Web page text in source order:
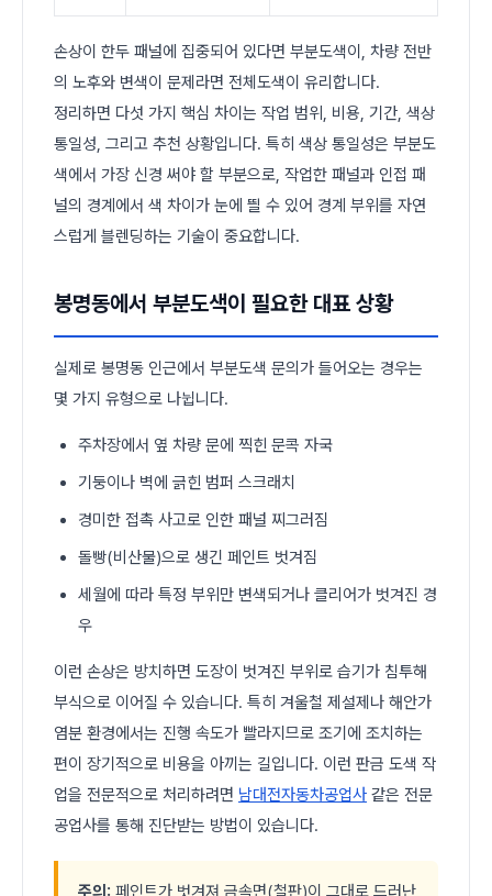
손상이 한두 패널에 집중되어 있다면 부분도색이, 차량 전반
의 노후와 변색이 문제라면 전체도색이 유리합니다.
정리하면 다섯 가지 핵심 차이는 작업 범위, 비용, 기간, 색상
통일성, 그리고 추천 상황입니다. 특히 색상 통일성은 부분도
색에서 가장 신경 써야 할 부분으로, 작업한 패널과 인접 패
널의 경계에서 색 차이가 눈에 띌 수 있어 경계 부위를 자연
스럽게 블렌딩하는 기술이 중요합니다.
봉명동에서 부분도색이 필요한 대표 상황
실제로 봉명동 인근에서 부분도색 문의가 들어오는 경우는
몇 가지 유형으로 나뉩니다.
주차장에서 옆 차량 문에 찍힌 문콕 자국
기둥이나 벽에 긁힌 범퍼 스크래치
경미한 접촉 사고로 인한 패널 찌그러짐
돌빵(비산물)으로 생긴 페인트 벗겨짐
세월에 따라 특정 부위만 변색되거나 클리어가 벗겨진 경
우
이런 손상은 방치하면 도장이 벗겨진 부위로 습기가 침투해
부식으로 이어질 수 있습니다. 특히 겨울철 제설제나 해안가
염분 환경에서는 진행 속도가 빨라지므로 조기에 조치하는
편이 장기적으로 비용을 아끼는 길입니다. 이런 판금 도색 작
업을 전문적으로 처리하려면 남대전자동차공업사 같은 전문
공업사를 통해 진단받는 방법이 있습니다.
주의: 페인트가 벗겨져 금속면(철판)이 그대로 드러난